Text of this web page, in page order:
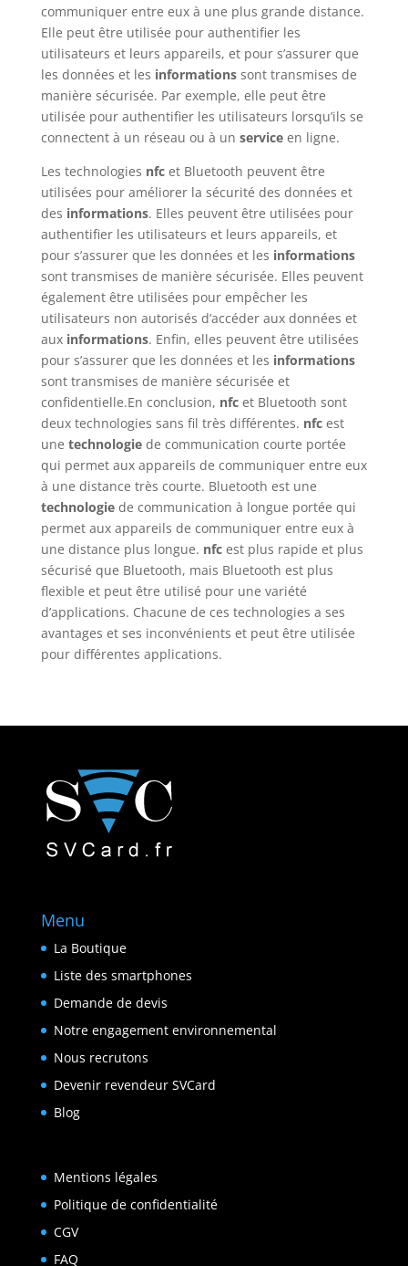
communiquer entre eux à une plus grande distance.
Elle peut être utilisée pour authentifier les
utilisateurs et leurs appareils, et pour s’assurer que
les données et les informationssont transmises de
manière sécurisée. Par exemple, elle peut être
utilisée pour authentifier les utilisateurs lorsqu’ils se
connectent à un réseau ou à un serviceen ligne.
Les technologies nfcet Bluetooth peuvent être
utilisées pour améliorer la sécurité des données et
des informations. Elles peuvent être utilisées pour
authentifier les utilisateurs et leurs appareils, et
pour s’assurer que les données et les informations
sont transmises de manière sécurisée. Elles peuvent
également être utilisées pour empêcher les
utilisateurs non autorisés d’accéder aux données et
aux informations. Enfin, elles peuvent être utilisées
pour s’assurer que les données et les informations
sont transmises de manière sécurisée et
confidentielle.En conclusion, nfcet Bluetooth sont
deux technologies sans fil très différentes. nfcest
une technologiede communication courte portée
qui permet aux appareils de communiquer entre eux
à une distance très courte. Bluetooth est une
technologiede communication à longue portée qui
permet aux appareils de communiquer entre eux à
une distance plus longue. nfcest plus rapide et plus
sécurisé que Bluetooth, mais Bluetooth est plus
flexible et peut être utilisé pour une variété
d’applications. Chacune de ces technologies a ses
avantages et ses inconvénients et peut être utilisée
pour différentes applications.
Menu
La Boutique
Liste des smartphones
Demande de devis
Notre engagement environnemental
Nous recrutons
Devenir revendeur SVCard
Blog
Mentions légales
Politique de confidentialité
CGV
FAQ